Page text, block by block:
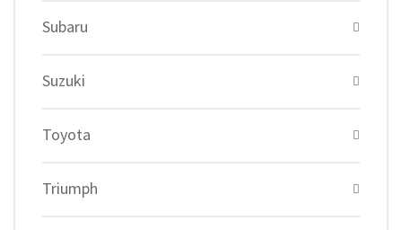
Subaru
Suzuki
Toyota
Triumph